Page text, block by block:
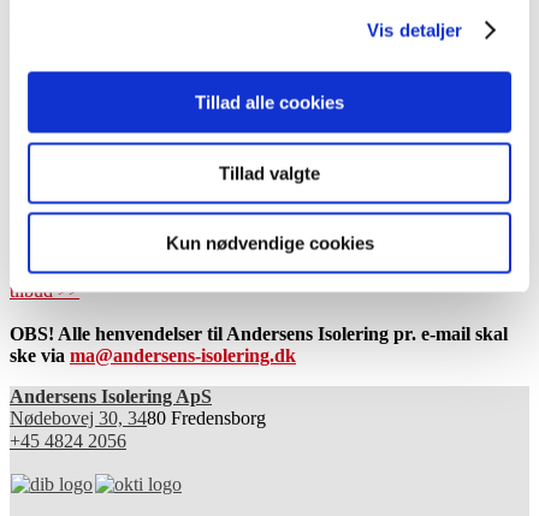
Vis detaljer
Tillad alle cookies
Tillad valgte
Kun nødvendige cookies
afgørende faktor for miljøet og økonomien. Derfor skal vore
bygninger og tekniske installationer naturligvis være velisolerede. Et
Vi løser udelukkende isoleringsopgaver og med 25 års erfaring og
10 faguddannede isolatører, løser vi opgaverne hurtigt og
professionelt. Vi ved, hvad der skal til, så du opnår de besparelser,
Kontakt os for rådgivning, gratis energieftersyn og et uforpligtende
tilbud >>
OBS! Alle henvendelser til Andersens Isolering pr. e-mail skal
ske via ma@andersens-isolering.dk
Andersens Isolering ApS
Nødebovej 30, 3480 Fredensborg
+45 4824 2056